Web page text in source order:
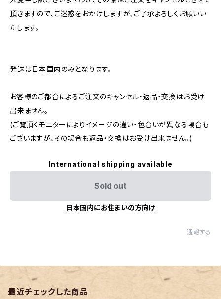
頂きますので、ご迷惑をおかけしますが、ご了承よろしくお願いい
たします。
発送は日本国内のみとなります。
お客様のご都合によるご注文のキャンセル・返品・交換はお受け
出来ません。
(ご覧頂くモニターによりイメージの違い・色合いが異なる場合も
ございますが、その場合も返品・交換はお受け出来ません。)
International shipping available
Sold out
日本国内にお住まいの方向け
通報する
最近チェックした商品